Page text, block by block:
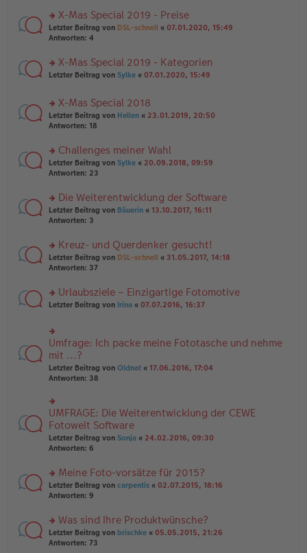
g
e
n
er
tr
a
n
g
el
e
n
ei
tr
a
rs
te
n
g
es
e
n
er
ei
tr
a
X-Mas Special 2019 - Preise
Letzter Beitrag von DSL-schnell « 07.01.2020, 15:49
Antworten: 4
rs
u
n
g
es
e
n
er
ei
tr
a
X-Mas Special 2019 - Kategorien
Letzter Beitrag von Sylke « 07.01.2020, 15:49
rs
te
n
g
el
e
n
er
tr
a
g
X-Mas Special 2018
Letzter Beitrag von Hellen « 23.01.2019, 20:50
Antworten: 18
rs
te
n
g
el
e
n
er
tr
a
Challenges meiner Wahl
Letzter Beitrag von Sylke « 20.09.2018, 09:59
Antworten: 23
rs
te
n
g
el
e
n
ei
tr
a
g
Die Weiterentwicklung der Software
Letzter Beitrag von Bäuerin « 13.10.2017, 16:11
Antworten: 3
rs
te
n
g
es
e
n
er
B
ei
a
g
Kreuz- und Querdenker gesucht!
Letzter Beitrag von DSL-schnell « 31.05.2017, 14:18
Antworten: 37
rs
u
n
g
el
es
n
er
B
ei
tr
a
Urlaubsziele – Einzigartige Fotomotive
Letzter Beitrag von Irina « 07.07.2016, 16:37
rs
te
r
u
n
el
es
e
n
er
tr
a
g
Umfrage: Ich packe meine Fototasche und nehme
mit ...?
Letzter Beitrag von Oldnat « 17.06.2016, 17:04
Antworten: 38
rs
te
r
u
n
el
es
e
B
ei
tr
UMFRAGE: Die Weiterentwicklung der CEWE
Fotowelt Software
Letzter Beitrag von Sonja « 24.02.2016, 09:30
Antworten: 6
rs
te
n
g
el
Meine Foto-vorsätze für 2015?
Letzter Beitrag von carpentis « 02.07.2015, 18:16
Antworten: 9
rs
te
Was sind Ihre Produktwünsche?
Letzter Beitrag von brischke « 05.05.2015, 21:26
Antworten: 73